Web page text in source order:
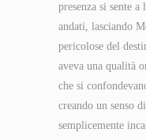
presenza si sente a
andati, lasciando
pericolose del
aveva una qualità
che si
creando un senso
semplicemente